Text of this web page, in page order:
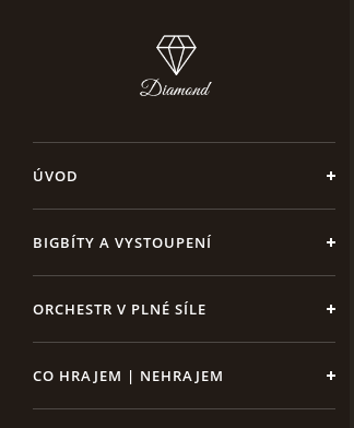
ÚVOD
BIGBÍTY A VYSTOUPENÍ
ORCHESTR V PLNÉ SÍLE
CO HRAJEM | NEHRAJEM